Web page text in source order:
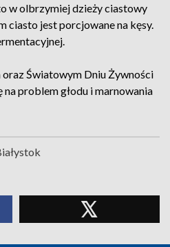
w olbrzymiej dzieży ciastowy
ciasto jest porcjowane na kęsy.
Światowym Dniu Żywności
problem głodu i marnowania